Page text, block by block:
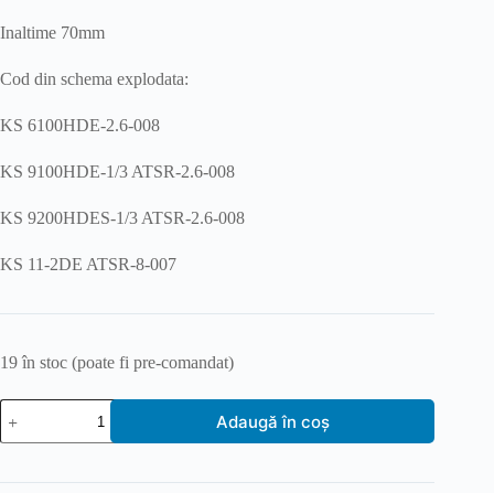
Inaltime 70mm
Cod din schema explodata:
KS 6100HDE-2.6-008
KS 9100HDE-1/3 ATSR-2.6-008
KS 9200HDES-1/3 ATSR-2.6-008
KS 11-2DE ATSR-8-007
19 în stoc (poate fi pre-comandat)
Cantitate
Filtru
aer
diesel
Adaugă în coș